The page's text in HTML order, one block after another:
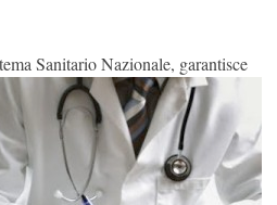
Sanitario Nazionale, garantisce